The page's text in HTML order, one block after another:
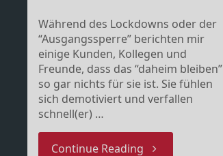
Während des Lockdowns oder der
“Ausgangssperre” berichten mir
einige Kunden, Kollegen und
Freunde, dass das “daheim bleiben”
so gar nichts für sie ist. Sie fühlen
sich demotiviert und verfallen
schnell(er) …
Continue Reading "Probleme